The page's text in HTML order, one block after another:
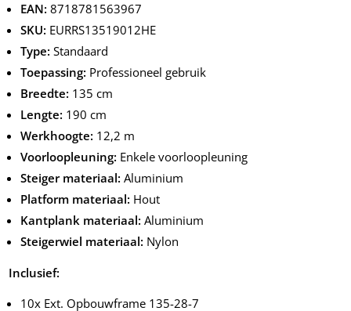
EAN: 8718781563967
SKU: EURRS13519012HE
Type: Standaard
Toepassing: Professioneel gebruik
Breedte: 135 cm
Lengte: 190 cm
Werkhoogte: 12,2 m
Voorloopleuning: Enkele voorloopleuning
Steiger materiaal: Aluminium
Platform materiaal: Hout
Kantplank materiaal: Aluminium
Steigerwiel materiaal: Nylon
Inclusief:
10x Ext. Opbouwframe 135-28-7